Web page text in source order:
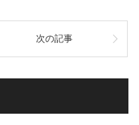
次の記事